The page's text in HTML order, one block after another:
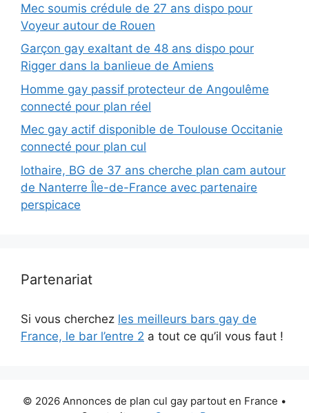
Mec soumis crédule de 27 ans dispo pour
Voyeur autour de Rouen
Garçon gay exaltant de 48 ans dispo pour
Rigger dans la banlieue de Amiens
Homme gay passif protecteur de Angoulême
connecté pour plan réel
Mec gay actif disponible de Toulouse Occitanie
connecté pour plan cul
lothaire, BG de 37 ans cherche plan cam autour
de Nanterre Île-de-France avec partenaire
perspicace
Partenariat
Si vous cherchez les meilleurs bars gay de
France, le bar l’entre 2 a tout ce qu’il vous faut !
© 2026 Annonces de plan cul gay partout en France •